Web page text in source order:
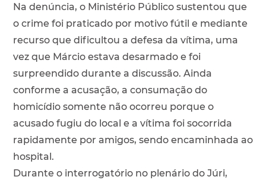
Na denúncia, o Ministério Público sustentou que
o crime foi praticado por motivo fútil e mediante
recurso que dificultou a defesa da vítima, uma
vez que Márcio estava desarmado e foi
surpreendido durante a discussão. Ainda
conforme a acusação, a consumação do
homicídio somente não ocorreu porque o
acusado fugiu do local e a vítima foi socorrida
rapidamente por amigos, sendo encaminhada ao
hospital.
Durante o interrogatório no plenário do Júri,